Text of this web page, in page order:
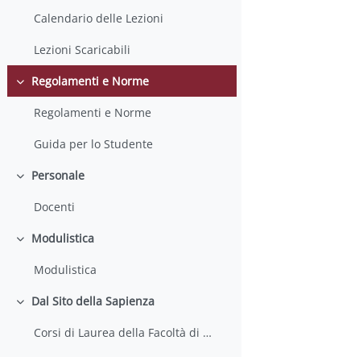
Calendario delle Lezioni
Lezioni Scaricabili
Minimizza
Regolamenti e Norme
Regolamenti e Norme
Guida per lo Studente
Minimizza
Personale
Docenti
Minimizza
Modulistica
Modulistica
Minimizza
Dal Sito della Sapienza
Corsi di Laurea della Facoltà di Farmacia e Medicina